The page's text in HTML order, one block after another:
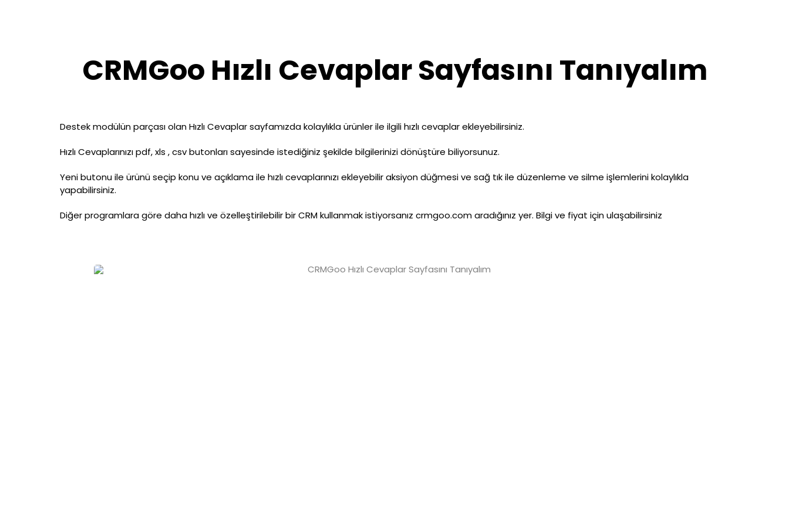
CRMGoo Hızlı Cevaplar Sayfasını Tanıyalım
Destek modülün parçası olan Hızlı Cevaplar sayfamızda kolaylıkla ürünler ile ilgili hızlı cevaplar ekleyebilirsiniz.
Hızlı Cevaplarınızı pdf, xls , csv butonları sayesinde istediğiniz şekilde bilgilerinizi dönüştüre biliyorsunuz.
Yeni butonu ile ürünü seçip konu ve açıklama ile hızlı cevaplarınızı ekleyebilir aksiyon düğmesi ve sağ tık ile düzenleme ve silme işlemlerini kolaylıkla
yapabilirsiniz.
Diğer programlara göre daha hızlı ve özelleştirilebilir bir CRM kullanmak istiyorsanız crmgoo.comaradığınız yer. Bilgi ve fiyat için ulaşabilirsiniz